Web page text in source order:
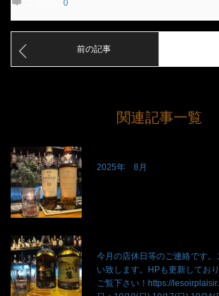
0
前の記事
関連記事一覧
2025年 8月
今月の店休日等のご連絡です
い致します。HPも更新してお
ご覧下さい！https://